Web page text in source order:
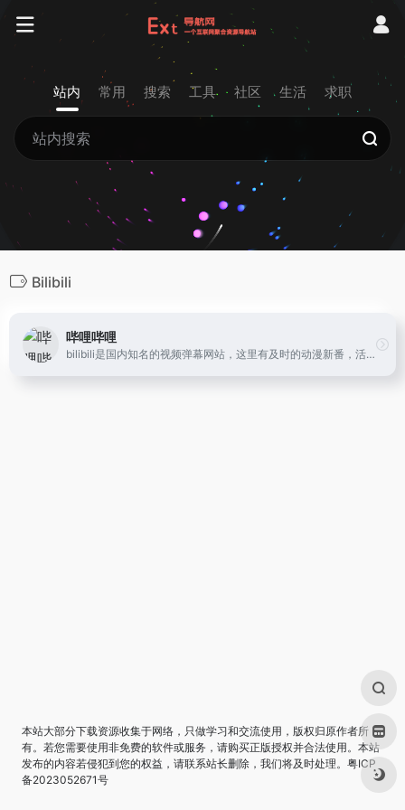
站内 常用 搜索 工具 社区 生活 求职
Bilibili
哔哩哔哩
bilibili是国内知名的视频弹幕网站，这里有及时的动漫新番，活跃的ACG氛围，有创意的Up主。大家可以在这里找到许多欢乐。
本站大部分下载资源收集于网络，只做学习和交流使用，版权归原作者所
有。若您需要使用非免费的软件或服务，请购买正版授权并合法使用。本站
发布的内容若侵犯到您的权益，请联系站长删除，我们将及时处理。 粤ICP
备2023052671号